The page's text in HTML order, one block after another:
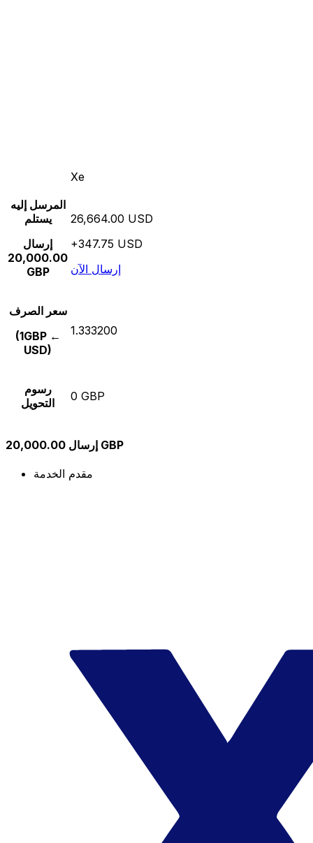
Xe
المرسل إليه
يستلم
إرسال
20,000.00
GBP
26,664.00 USD
+347.75 USD
إرسال الآن
سعر الصرف
(1GBP ←
USD)
1.333200
رسوم
التحويل
0 GBP
إرسال 20,000.00 GBP
مقدم الخدمة